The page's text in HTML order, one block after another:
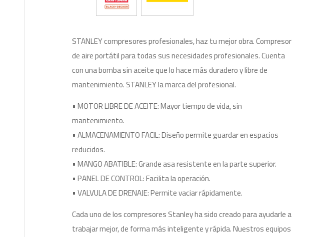
STANLEY compresores profesionales, haz tu mejor obra. Compresor
de aire portátil para todas sus necesidades profesionales. Cuenta
con una bomba sin aceite que lo hace más duradero y libre de
mantenimiento. STANLEY la marca del profesional.
• MOTOR LIBRE DE ACEITE: Mayor tiempo de vida, sin
mantenimiento.
• ALMACENAMIENTO FACIL: Diseño permite guardar en espacios
reducidos.
• MANGO ABATIBLE: Grande asa resistente en la parte superior.
• PANEL DE CONTROL: Facilita la operación.
• VALVULA DE DRENAJE: Permite vaciar rápidamente.
Cada uno de los compresores Stanley ha sido creado para ayudarle a
trabajar mejor, de forma más inteligente y rápida. Nuestros equipos